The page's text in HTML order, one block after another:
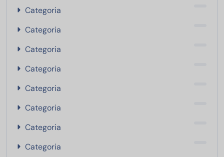
Categoria
Categoria
Categoria
Categoria
Categoria
Categoria
Categoria
Categoria